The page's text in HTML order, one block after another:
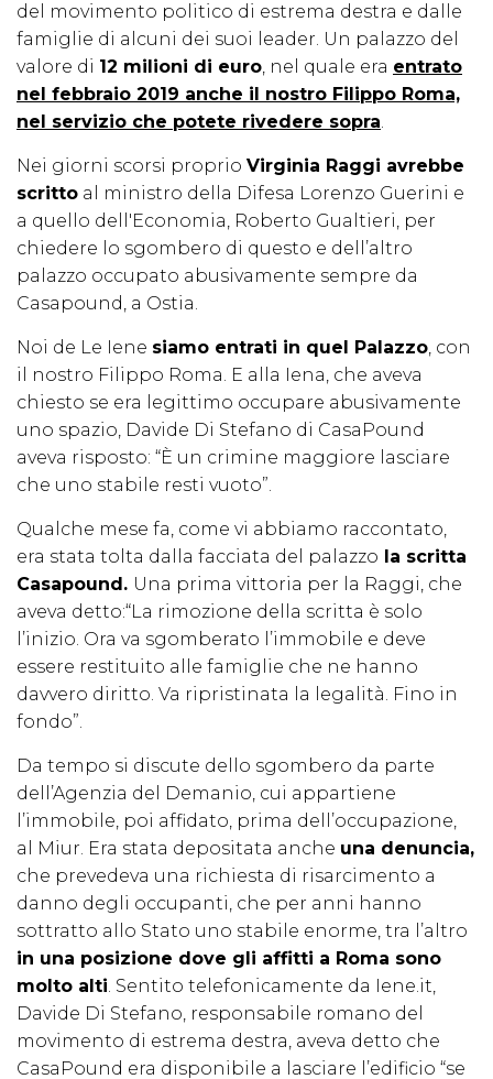
del movimento politico di estrema destra e dalle
famiglie di alcuni dei suoi leader. Un palazzo del
valore di 12 milioni di euro, nel quale era entrato
nel febbraio 2019 anche il nostro Filippo Roma,
nel servizio che potete rivedere sopra.
Nei giorni scorsi proprio Virginia Raggi avrebbe
scritto al ministro della Difesa Lorenzo Guerini e
a quello dell'Economia, Roberto Gualtieri, per
chiedere lo sgombero di questo e dell’altro
palazzo occupato abusivamente sempre da
Casapound, a Ostia.
Noi de Le Iene siamo entrati in quel Palazzo, con
il nostro Filippo Roma. E alla Iena, che aveva
chiesto se era legittimo occupare abusivamente
uno spazio, Davide Di Stefano di CasaPound
aveva risposto: “È un crimine maggiore lasciare
che uno stabile resti vuoto”.
Qualche mese fa, come vi abbiamo raccontato,
era stata tolta dalla facciata del palazzo la scritta
Casapound. Una prima vittoria per la Raggi, che
aveva detto:“La rimozione della scritta è solo
l’inizio. Ora va sgomberato l’immobile e deve
essere restituito alle famiglie che ne hanno
davvero diritto. Va ripristinata la legalità. Fino in
fondo”.
Da tempo si discute dello sgombero da parte
dell’Agenzia del Demanio, cui appartiene
l’immobile, poi affidato, prima dell’occupazione,
al Miur. Era stata depositata anche una denuncia,
che prevedeva una richiesta di risarcimento a
danno degli occupanti, che per anni hanno
sottratto allo Stato uno stabile enorme, tra l’altro
in una posizione dove gli affitti a Roma sono
molto alti. Sentito telefonicamente da Iene.it,
Davide Di Stefano, responsabile romano del
movimento di estrema destra, aveva detto che
CasaPound era disponibile a lasciare l’edificio “se